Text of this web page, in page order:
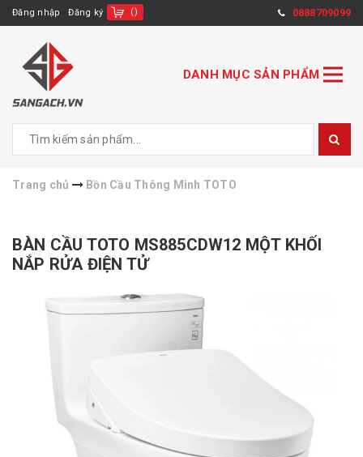
Đăng nhập Đăng ký () 0888709099
DANH MỤC SẢN PHẨM
Trang chủ Bồn Cầu Thông Minh TOTO
BÀN CẦU TOTO MS885CDW12 MỘT KHỐI
NẮP RỬA ĐIỆN TỬ